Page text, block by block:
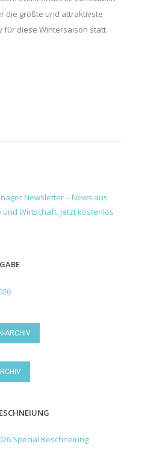
die größte und attraktivste
für diese Wintersaison statt.
ARCHIV